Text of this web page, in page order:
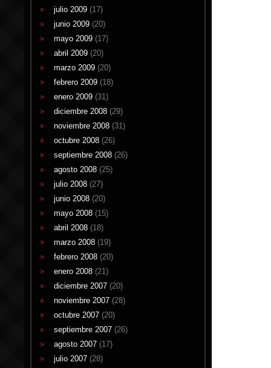
julio 2009 (17)
junio 2009 (20)
mayo 2009 (17)
abril 2009 (20)
marzo 2009 (20)
febrero 2009 (18)
enero 2009 (31)
diciembre 2008 (29)
noviembre 2008 (31)
octubre 2008 (26)
septiembre 2008 (26)
agosto 2008 (25)
julio 2008 (27)
junio 2008 (20)
mayo 2008 (15)
abril 2008 (18)
marzo 2008 (19)
febrero 2008 (20)
enero 2008 (21)
diciembre 2007 (20)
noviembre 2007 (28)
octubre 2007 (20)
septiembre 2007 (26)
agosto 2007 (17)
julio 2007 (28)